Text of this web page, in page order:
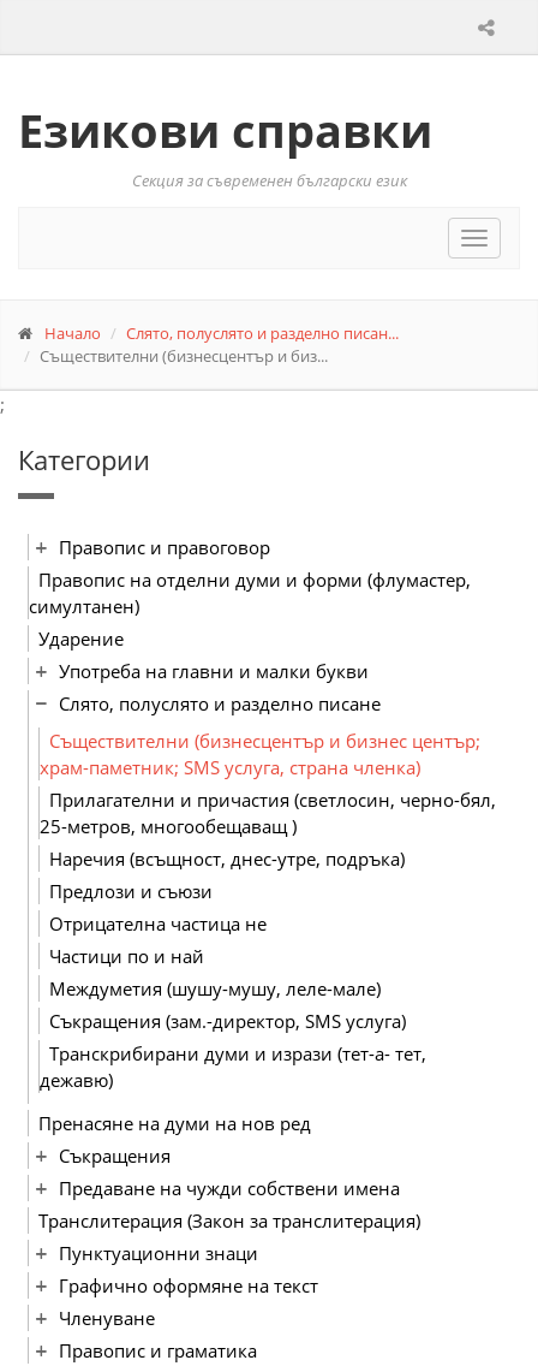
Езикови справки
Секция за съвременен български език
Toggle
Начало
Слято, полуслято и разделно писан...
Съществителни (бизнесцентър и биз...
;
Категории
Правопис и правоговор
Правопис на отделни думи и форми (флумастер,
симултанен)
Ударение
Употреба на главни и малки букви
Слято, полуслято и разделно писане
Съществителни (бизнесцентър и бизнес център;
храм-паметник; SMS услуга, страна членка)
Прилагателни и причастия (светлосин, черно-бял,
25-метров, многообещаващ )
Наречия (всъщност, днес-утре, подръка)
Предлози и съюзи
Отрицателна частица не
Частици по и най
Междуметия (шушу-мушу, леле-мале)
Съкращения (зам.-директор, SMS услуга)
Транскрибирани думи и изрази (тет-а- тет,
дежавю)
Пренасяне на думи на нов ред
Съкращения
Предаване на чужди собствени имена
Транслитерация (Закон за транслитерация)
Пунктуационни знаци
Графично оформяне на текст
Членуване
Правопис и граматика